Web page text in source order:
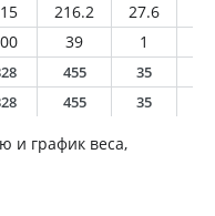
216.2 27.6
39 1
455 35
455 35
и график веса,